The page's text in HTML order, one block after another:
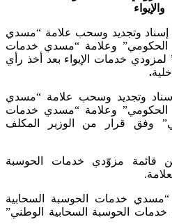
والإيواء
إسناد وتجديد وسحب علامة “مسدي
الحكومي” وعلامة “مسدي خدمات
لمزودي خدمات الإيواء بعد أخذ رأي
.
وتجديد وسحب علامة “مسدي
الحكومي” وعلامة “مسدي خدمات
وفق قرار من الوزير المكلف
قائمة مزوّدي خدمات الحوسبة
“مسدي خدمات الحوسبة السحابية
الحوسبة السحابية الوطني”